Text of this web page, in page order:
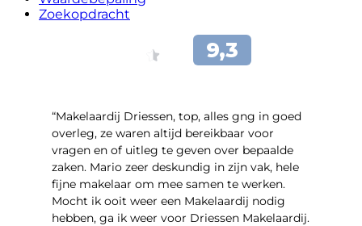
Zoekopdracht
“Makelaardij Driessen, top, alles gng in goed
overleg, ze waren altijd bereikbaar voor
vragen en of uitleg te geven over bepaalde
zaken. Mario zeer deskundig in zijn vak, hele
fijne makelaar om mee samen te werken.
Mocht ik ooit weer een Makelaardij nodig
hebben, ga ik weer voor Driessen Makelaardij.